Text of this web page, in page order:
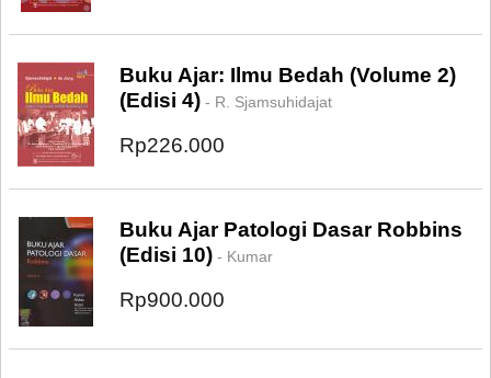
Buku Ajar: Ilmu Bedah (Volume 2)
(Edisi 4) - R. Sjamsuhidajat
Rp226.000
Buku Ajar Patologi Dasar Robbins
(Edisi 10) - Kumar
Rp900.000